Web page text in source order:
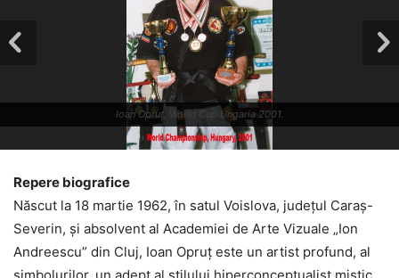
Ioan Opruț, World Cup Ungaria 2001.
Repere biografice
Născut la 18 martie 1962, în satul Voislova, județul Caraș-
Severin, și absolvent al Academiei de Arte Vizuale „Ion
Andreescu” din Cluj, Ioan Opruț este un artist profund, al